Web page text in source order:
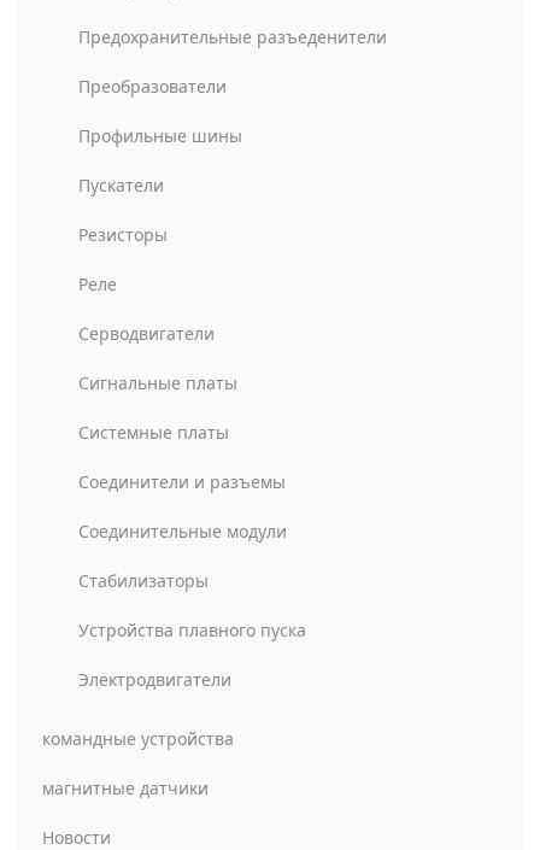
Предохранительные разъеденители
Преобразователи
Профильные шины
Пускатели
Резисторы
Реле
Серводвигатели
Сигнальные платы
Системные платы
Соединители и разъемы
Соединительные модули
Стабилизаторы
Устройства плавного пуска
Электродвигатели
командные устройства
магнитные датчики
Новости